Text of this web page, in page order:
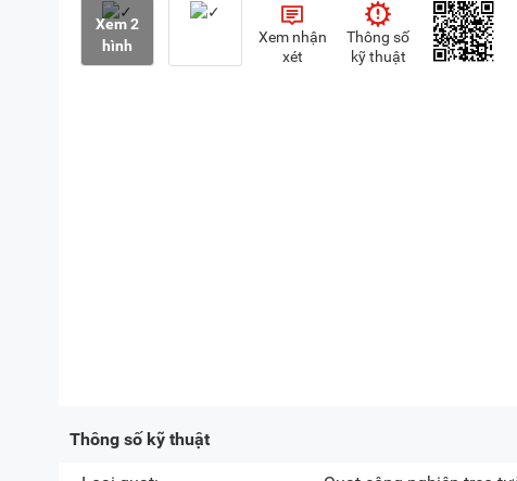
Xem 2
hình
Xem nhận
xét
Thông số
kỹ thuật
Thông số kỹ thuật